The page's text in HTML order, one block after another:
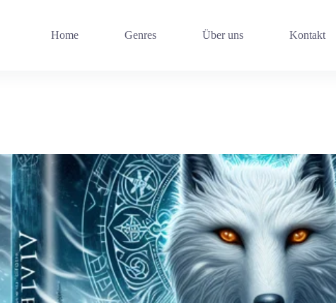
Home Genres Über uns Kontakt